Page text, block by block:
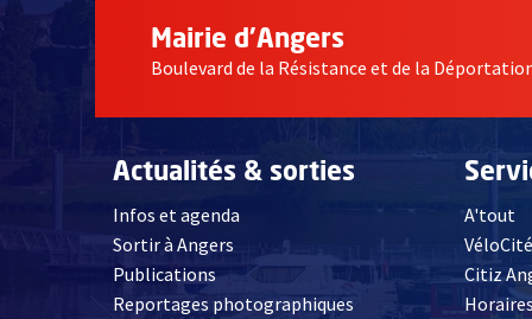
Mairie d'Angers
Boulevard de la Résistance et de la Déportation
Actualités & sorties
Infos et agenda
Sortir à Angers
Publications
Reportages photographiques
A'tout
VéloCité
Citiz